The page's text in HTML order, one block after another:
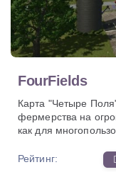
FourFields
Карта "Четыре
фермерства на
как для
Рейтинг: